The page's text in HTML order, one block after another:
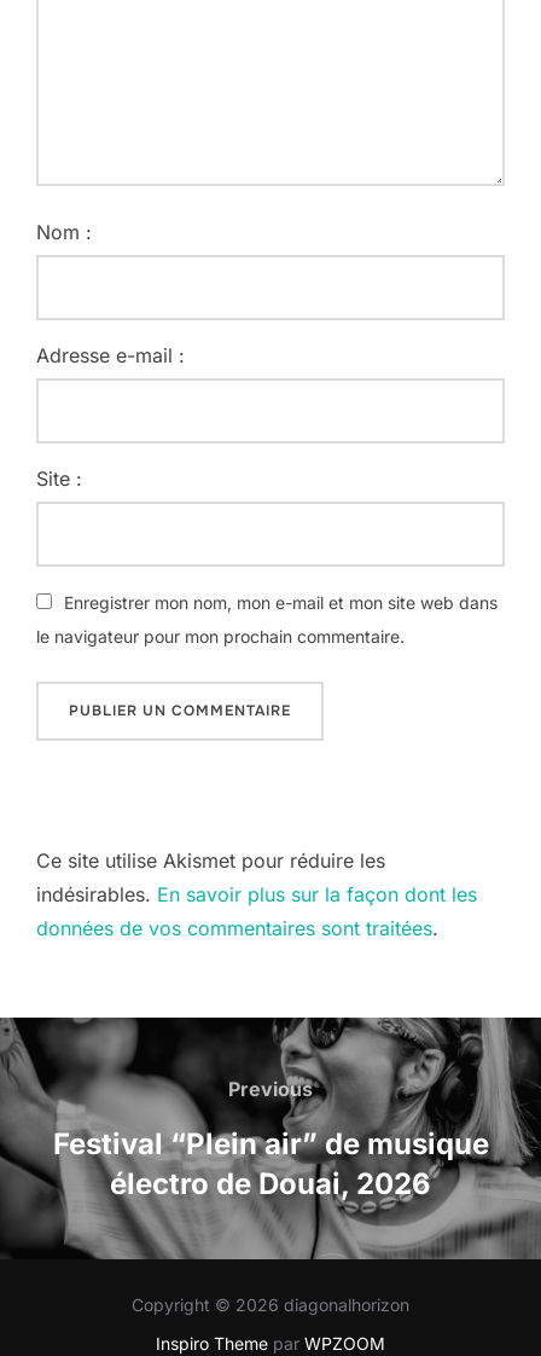
Nom :
Adresse e-mail :
Site :
Enregistrer mon nom, mon e-mail et mon site web dans
le navigateur pour mon prochain commentaire.
Ce site utilise Akismet pour réduire les
indésirables. En savoir plus sur la façon dont les
données de vos commentaires sont traitées.
Navigation
de
l’article
Previous
Previous
Festival “Plein air” de musique
électro de Douai, 2026
Copyright © 2026 diagonalhorizon
Inspiro Theme par WPZOOM